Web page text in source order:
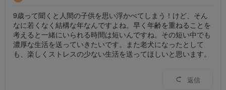
9歳って聞くと人間の子供を思い浮かべてしまう！けど、そん
なに若くなく結構な年なんですよね。早く年齢を重ねることを
考えると一緒にいられる時間は短いんですね。その短い中でも
濃厚な生活を送っていきたいです。また老犬になったとして
も、楽しくストレスの少ない生活を送ってほしいと思います。
返信